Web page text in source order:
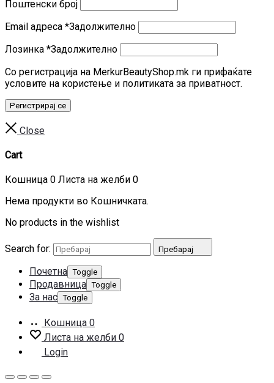
Поштенски број
Email адреса *Задолжително
Лозинка *Задолжително
Со регистрација на MerkurBeautyShop.mk ги прифаќате
условите на користење и политиката за приватност.
Регистрирај се
Close
Cart
Кошница 0 Листа на желби 0
Нема продукти во Кошничката.
No products in the wishlist
Search for: Пребарај
Почетна Toggle
Продавница Toggle
За нас Toggle
Кошница 0
Листа на желби 0
Login